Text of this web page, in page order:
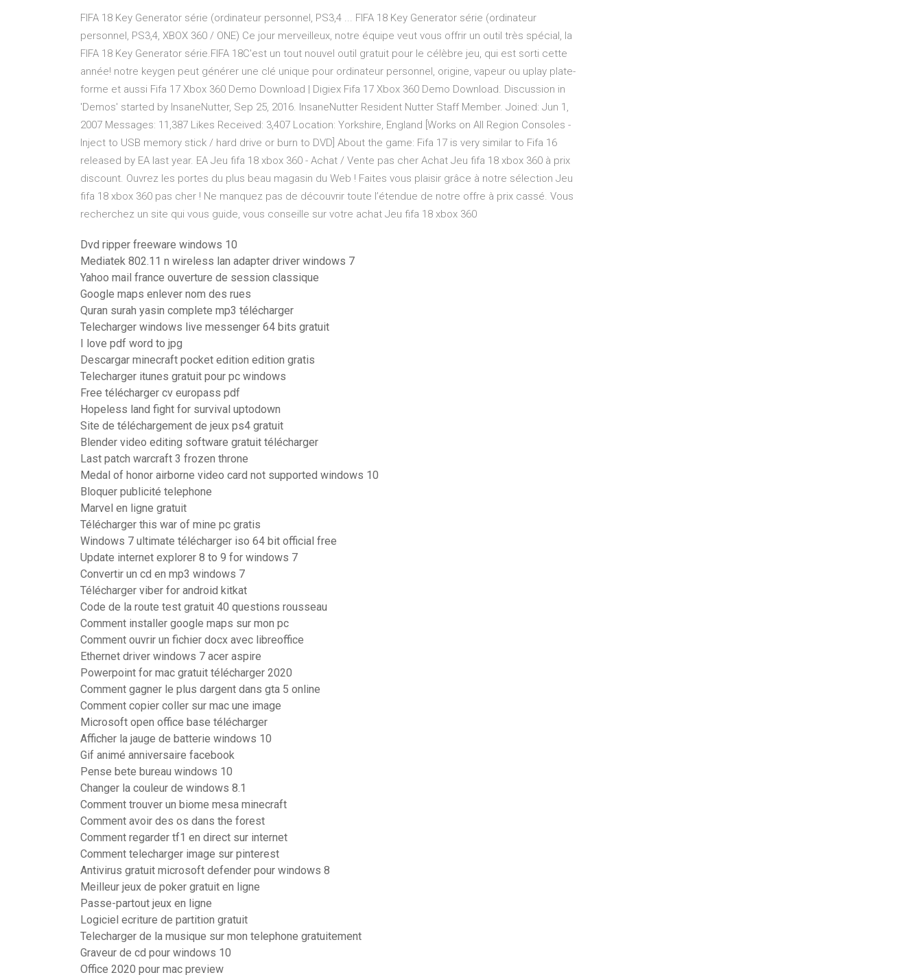
FIFA 18 Key Generator série (ordinateur personnel, PS3,4 ... FIFA 18 Key Generator série (ordinateur
personnel, PS3,4, XBOX 360 / ONE) Ce jour merveilleux, notre équipe veut vous offrir un outil très spécial, la
FIFA 18 Key Generator série.FIFA 18C'est un tout nouvel outil gratuit pour le célèbre jeu, qui est sorti cette
année! notre keygen peut générer une clé unique pour ordinateur personnel, origine, vapeur ou uplay plate-
forme et aussi Fifa 17 Xbox 360 Demo Download | Digiex Fifa 17 Xbox 360 Demo Download. Discussion in
'Demos' started by InsaneNutter, Sep 25, 2016. InsaneNutter Resident Nutter Staff Member. Joined: Jun 1,
2007 Messages: 11,387 Likes Received: 3,407 Location: Yorkshire, England [Works on All Region Consoles -
Inject to USB memory stick / hard drive or burn to DVD] About the game: Fifa 17 is very similar to Fifa 16
released by EA last year. EA Jeu fifa 18 xbox 360 - Achat / Vente pas cher Achat Jeu fifa 18 xbox 360 à prix
discount. Ouvrez les portes du plus beau magasin du Web ! Faites vous plaisir grâce à notre sélection Jeu
fifa 18 xbox 360 pas cher ! Ne manquez pas de découvrir toute l’étendue de notre offre à prix cassé. Vous
recherchez un site qui vous guide, vous conseille sur votre achat Jeu fifa 18 xbox 360
Dvd ripper freeware windows 10
Mediatek 802.11 n wireless lan adapter driver windows 7
Yahoo mail france ouverture de session classique
Google maps enlever nom des rues
Quran surah yasin complete mp3 télécharger
Telecharger windows live messenger 64 bits gratuit
I love pdf word to jpg
Descargar minecraft pocket edition edition gratis
Telecharger itunes gratuit pour pc windows
Free télécharger cv europass pdf
Hopeless land fight for survival uptodown
Site de téléchargement de jeux ps4 gratuit
Blender video editing software gratuit télécharger
Last patch warcraft 3 frozen throne
Medal of honor airborne video card not supported windows 10
Bloquer publicité telephone
Marvel en ligne gratuit
Télécharger this war of mine pc gratis
Windows 7 ultimate télécharger iso 64 bit official free
Update internet explorer 8 to 9 for windows 7
Convertir un cd en mp3 windows 7
Télécharger viber for android kitkat
Code de la route test gratuit 40 questions rousseau
Comment installer google maps sur mon pc
Comment ouvrir un fichier docx avec libreoffice
Ethernet driver windows 7 acer aspire
Powerpoint for mac gratuit télécharger 2020
Comment gagner le plus dargent dans gta 5 online
Comment copier coller sur mac une image
Microsoft open office base télécharger
Afficher la jauge de batterie windows 10
Gif animé anniversaire facebook
Pense bete bureau windows 10
Changer la couleur de windows 8.1
Comment trouver un biome mesa minecraft
Comment avoir des os dans the forest
Comment regarder tf1 en direct sur internet
Comment telecharger image sur pinterest
Antivirus gratuit microsoft defender pour windows 8
Meilleur jeux de poker gratuit en ligne
Passe-partout jeux en ligne
Logiciel ecriture de partition gratuit
Telecharger de la musique sur mon telephone gratuitement
Graveur de cd pour windows 10
Office 2020 pour mac preview